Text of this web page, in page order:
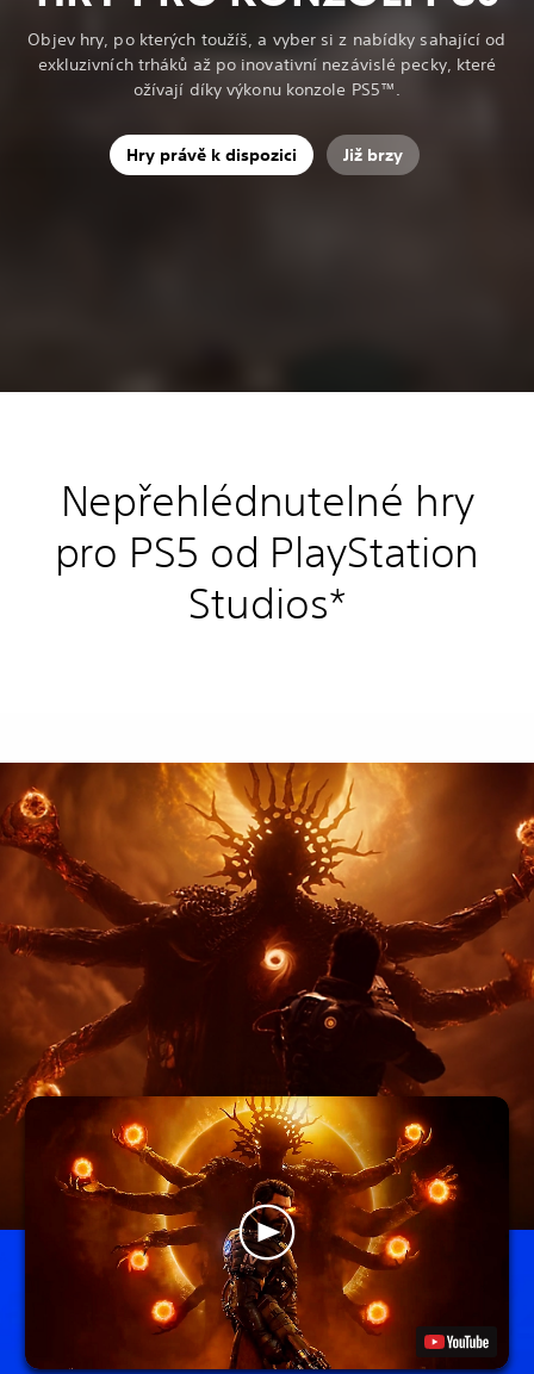
Objev hry, po kterých toužíš, a vyber si z nabídky sahající od
exkluzivních trháků až po inovativní nezávislé pecky, které
ožívají díky výkonu konzole PS5™.
Hry právě k dispozici Již brzy
Nepřehlédnutelné hry
pro PS5 od PlayStation
Studios*